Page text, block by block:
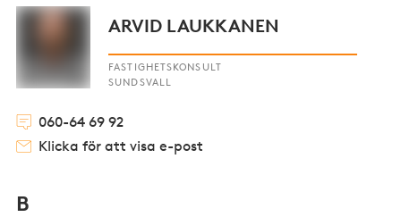
ARVID LAUKKANEN
FASTIGHETSKONSULT
SUNDSVALL
060-64 69 92
Klicka för att visa e-post
B